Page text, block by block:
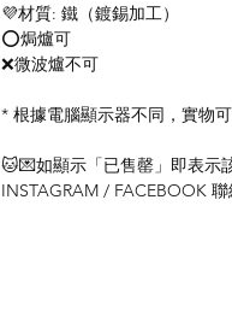
💜材質: 鐵（鍍錫加工）
⭕️焗爐可
❌微波爐不可
* 根據電腦顯示器不同，實物
🐱💌如顯示「已售罄」即表示
INSTAGRAM / FACEBOOK 聯